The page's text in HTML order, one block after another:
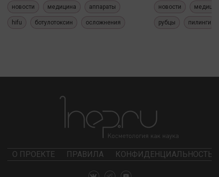
новости медицина аппараты
hifu ботулотоксин осложнения
новости
рубцы пилинги
О ПРОЕКТЕ ПРАВИЛА КОНФИДЕНЦИАЛЬНОСТЬ